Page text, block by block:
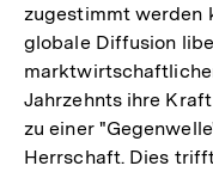
zugestimmt werden
globale Diffusion
Jahrzehnts ihre
zu einer
Herrschaft. Dies